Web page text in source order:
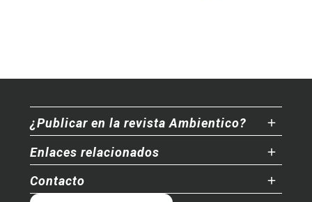
¿Publicar en la revista Ambientico?
Enlaces relacionados
Contacto